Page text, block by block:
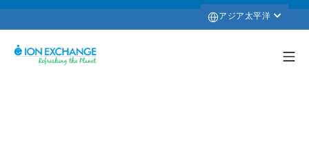
アジア太平洋